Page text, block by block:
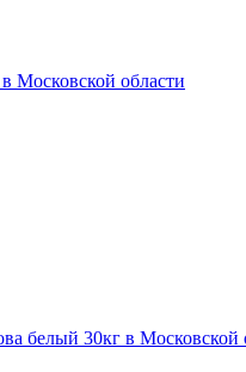
Московской области
белый 30кг в Московской